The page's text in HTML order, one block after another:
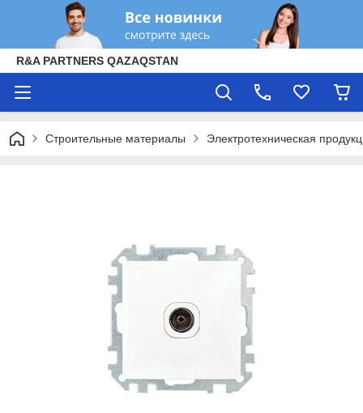
R&A PARTNERS QAZAQSTAN
Строительные материалы Электротехническая